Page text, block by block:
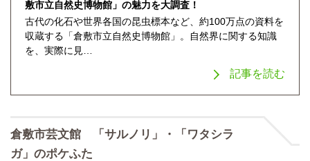
敷市立自然史博物館」の魅力を大調査！
古代の化石や世界各国の昆虫標本など、約100万点の資料を
収蔵する「倉敷市立自然史博物館」。自然界に関する知識
を、実際に見…
記事を読む
倉敷市芸文館 「サルノリ」・「ワタシラ
ガ」のポケふた